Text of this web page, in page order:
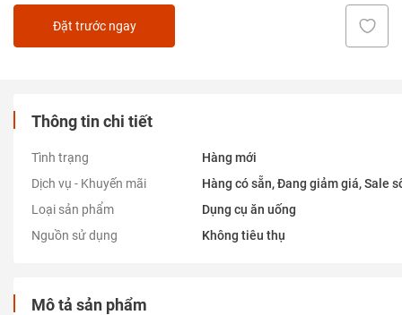
Đặt trước ngay
Thông tin chi tiết
Tình trạng
Hàng mới
Dịch vụ - Khuyến mãi
Hàng có sẵn, Đang giảm giá, Sale
Loại sản phẩm
Dụng cụ ăn uống
Nguồn sử dụng
Không tiêu thụ
Mô tả sản phẩm